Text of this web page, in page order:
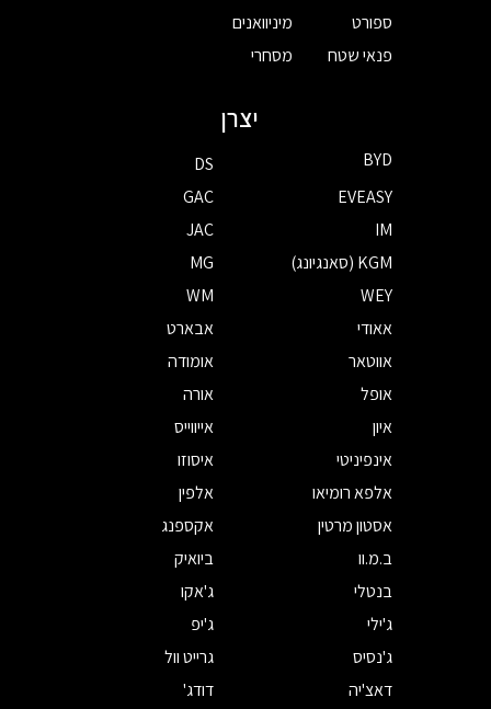
ספורט
פנאי שטח
מיניוואנים
מסחרי
יצרן
BYD
DS
EVEASY
GAC
IM
JAC
KGM (סאנגיונג)
MG
WEY
WM
אאודי
אבארט
אווטאר
אומודה
אופל
אורה
איון
אייווייס
אינפיניטי
איסוזו
אלפא רומיאו
אלפין
אסטון מרטין
אקספנג
ב.מ.וו
ביואיק
בנטלי
ג'אקו
ג'ילי
ג'יפ
ג'נסיס
גרייט וול
דאצ'יה
דודג'